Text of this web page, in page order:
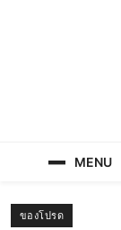
MENU
ของโปรด